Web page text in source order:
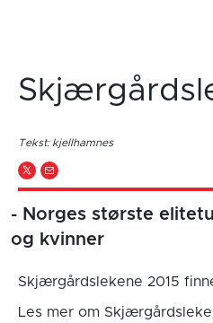
Tekst: kjellhamnes
- Norges største
og kvinner
Skjærgårdslekene 2015
Les mer om